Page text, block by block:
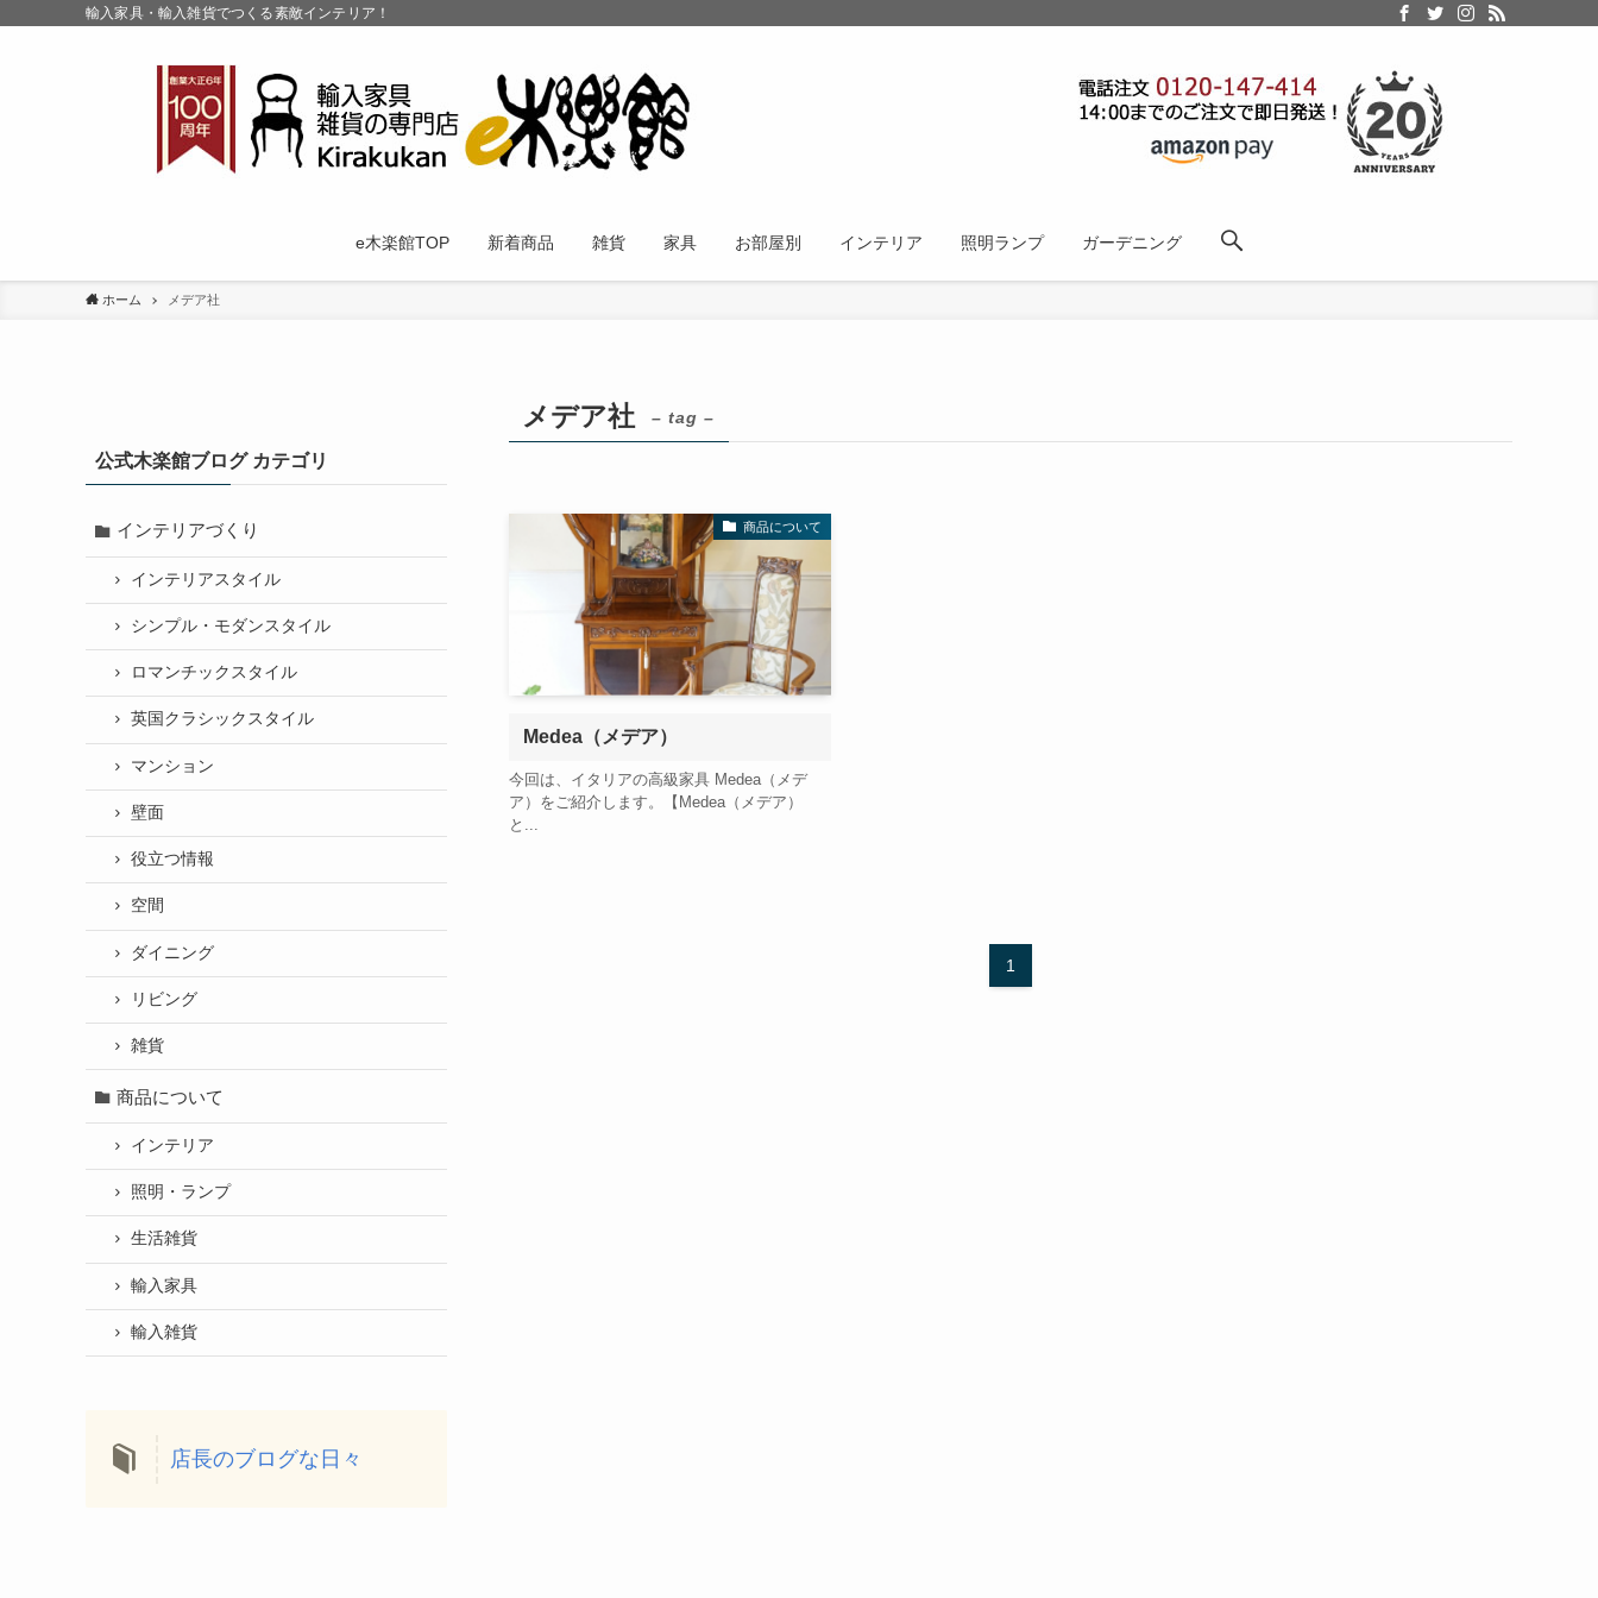
輸入家具・輸入雑貨でつくる素敵インテリア！
e木楽館TOP 新着商品 雑貨 家具 お部屋別 インテリア 照明ランプ ガーデニング
ホーム メデア社
メデア社 – tag –
商品について
Medea（メデア）
今回は、イタリアの高級家具 Medea（メデ
ア）をご紹介します。【Medea（メデア）
と...
1
公式木楽館ブログ カテゴリ
インテリアづくり
インテリアスタイル
シンプル・モダンスタイル
ロマンチックスタイル
英国クラシックスタイル
マンション
壁面
役立つ情報
空間
ダイニング
リビング
雑貨
商品について
インテリア
照明・ランプ
生活雑貨
輸入家具
輸入雑貨
店長のブログな日々